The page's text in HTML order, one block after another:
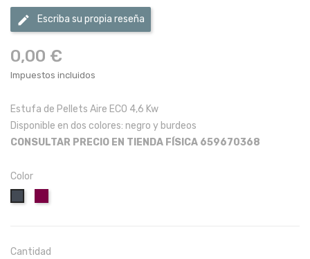
edit Escriba su propia reseña
0,00 €
Impuestos incluidos
Estufa de Pellets Aire ECO 4,6 Kw
Disponible en dos colores: negro y burdeos
CONSULTAR PRECIO EN TIENDA FÍSICA 659670368
Color
Cantidad